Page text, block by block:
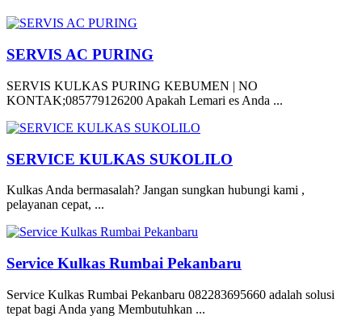
SERVIS AC PURING
SERVIS KULKAS PURING KEBUMEN | NO
KONTAK;085779126200 Apakah Lemari es Anda ...
SERVICE KULKAS SUKOLILO
Kulkas Anda bermasalah? Jangan sungkan hubungi kami ,
pelayanan cepat, ...
Service Kulkas Rumbai Pekanbaru
Service Kulkas Rumbai Pekanbaru 082283695660 adalah solusi
tepat bagi Anda yang Membutuhkan ...